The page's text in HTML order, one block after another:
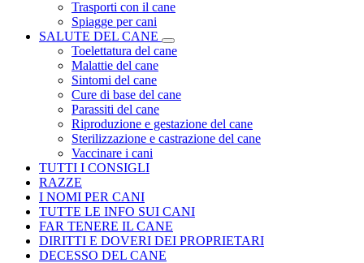
Trasporti con il cane
Spiagge per cani
SALUTE DEL CANE
Toelettatura del cane
Malattie del cane
Sintomi del cane
Cure di base del cane
Parassiti del cane
Riproduzione e gestazione del cane
Sterilizzazione e castrazione del cane
Vaccinare i cani
TUTTI I CONSIGLI
RAZZE
I NOMI PER CANI
TUTTE LE INFO SUI CANI
FAR TENERE IL CANE
DIRITTI E DOVERI DEI PROPRIETARI
DECESSO DEL CANE